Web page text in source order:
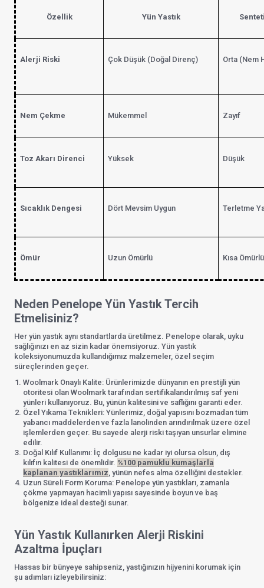
Özellik Yün Yastık
Alerji Riski Çok Düşük (Doğal Direnç) Orta (Nem
Nem Çekme Mükemmel Zayıf
Toz Akarı Direnci Yüksek Düşük
Sıcaklık Dengesi Dört Mevsim Uygun Terletme
Ömür Uzun Ömürlü Kısa Ömürlü
Neden Penelope Yün Yastık Tercih
Etmelisiniz?
Her yün yastık aynı standartlarda üretilmez. Penelope olarak, uyku
sağlığınızı en az sizin kadar önemsiyoruz. Yün yastık
koleksiyonumuzda kullandığımız malzemeler, özel seçim
süreçlerinden geçer.
Woolmark Onaylı Kalite: Ürünlerimizde dünyanın en prestijli yün
otoritesi olan Woolmark tarafından sertifikalandırılmış saf yeni
yünleri kullanıyoruz. Bu, yünün kalitesini ve saflığını garanti eder.
Özel Yıkama Teknikleri: Yünlerimiz, doğal yapısını bozmadan tüm
yabancı maddelerden ve fazla lanolinden arındırılmak üzere özel
işlemlerden geçer. Bu sayede alerji riski taşıyan unsurlar elimine
edilir.
Doğal Kılıf Kullanımı: İç dolgusu ne kadar iyi olursa olsun, dış
kılıfın kalitesi de önemlidir. %100 pamuklu kumaşlarla
kaplanan yastıklarımız, yünün nefes alma özelliğini destekler.
Uzun Süreli Form Koruma: Penelope yün yastıkları, zamanla
çökme yapmayan hacimli yapısı sayesinde boyun ve baş
bölgenize ideal desteği sunar.
Yün Yastık Kullanırken Alerji Riskini
Azaltma İpuçları
Hassas bir bünyeye sahipseniz, yastığınızın hijyenini korumak için
şu adımları izleyebilirsiniz: